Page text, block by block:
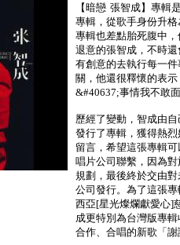
【暗戀 張智成】專輯
專輯，從歌手身份升
專輯也差點胎死腹中
退意的張智成，不時
有創意的去執行每一
關，他還很釋懷的表
&#40637;事情我不敢
歷經了變動，智成由
發行了專輯，獲得熱
留言，希望這張專輯
唱片公司聯繫，因為
規劃，最後終於交由
公司發行。為了這張
西亞[星光燦爛獻愛心]
成更特別為台灣版專
合作、合唱的新歌「謝